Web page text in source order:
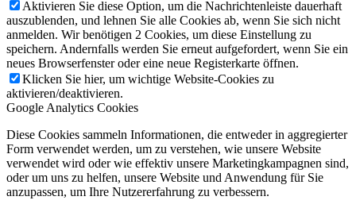
Aktivieren Sie diese Option, um die Nachrichtenleiste dauerhaft
auszublenden, und lehnen Sie alle Cookies ab, wenn Sie sich nicht
anmelden. Wir benötigen 2 Cookies, um diese Einstellung zu
speichern. Andernfalls werden Sie erneut aufgefordert, wenn Sie ein
neues Browserfenster oder eine neue Registerkarte öffnen.
Klicken Sie hier, um wichtige Website-Cookies zu
aktivieren/deaktivieren.
Google Analytics Cookies
Diese Cookies sammeln Informationen, die entweder in aggregierter
Form verwendet werden, um zu verstehen, wie unsere Website
verwendet wird oder wie effektiv unsere Marketingkampagnen sind,
oder um uns zu helfen, unsere Website und Anwendung für Sie
anzupassen, um Ihre Nutzererfahrung zu verbessern.